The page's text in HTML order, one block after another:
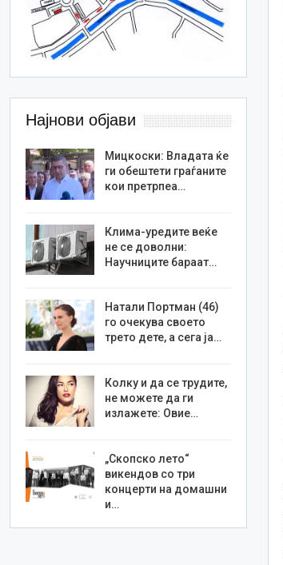
Најнови објави
Мицкоски: Владата ќе
ги обештети граѓаните
кои претрпеа…
Клима-уредите веќе
не се доволни:
Научниците бараат…
Натали Портман (46)
го очекува своето
трето дете, а сега ја…
Колку и да се трудите,
не можете да ги
излажете: Овие…
„Скопско лето“
викендов со три
концерти на домашни
и…